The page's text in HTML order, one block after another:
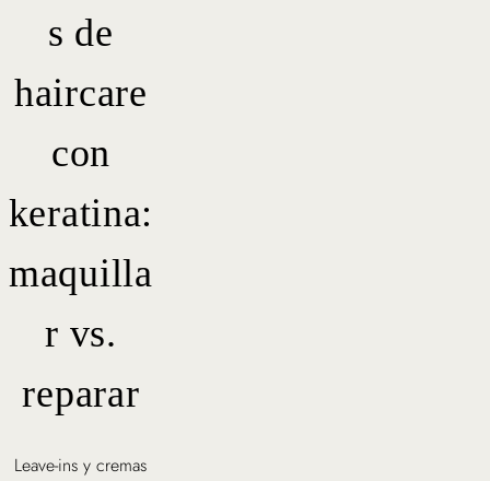
s de
haircare
con
keratina:
maquilla
r vs.
reparar
Leave-ins y cremas